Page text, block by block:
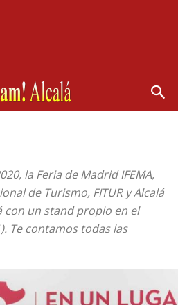
la Feria de Madrid IFEMA,
de Turismo, FITUR y Alcalá
con un stand propio en el
Te contamos todas las